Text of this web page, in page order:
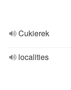
Cukierek
localities